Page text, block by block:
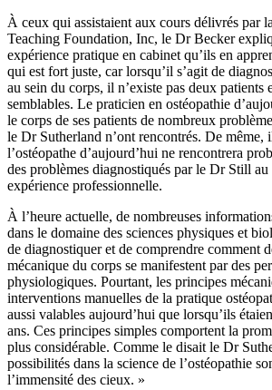
À ceux qui assistaient aux cours délivrés par
Teaching Foundation, Inc, le Dr Becker
expérience pratique en cabinet qu’ils en
qui est fort juste, car lorsqu’il s’agit de
au sein du corps, il n’existe pas deux patients
semblables. Le praticien en ostéopathie
le corps de ses patients de nombreux
le Dr Sutherland n’ont rencontrés. De même,
l’ostéopathe d’aujourd’hui ne rencontrera
des problèmes diagnostiqués par le Dr Still au
expérience professionnelle.
À l’heure actuelle, de nombreuses
dans le domaine des sciences physiques et
de diagnostiquer et de comprendre comment
mécanique du corps se manifestent par des
physiologiques. Pourtant, les principes
interventions manuelles de la pratique
aussi valables aujourd’hui que lorsqu’ils
ans. Ces principes simples comportent la
plus considérable. Comme le disait le Dr
possibilités dans la science de l’ostéopathie
l’immensité des cieux. »